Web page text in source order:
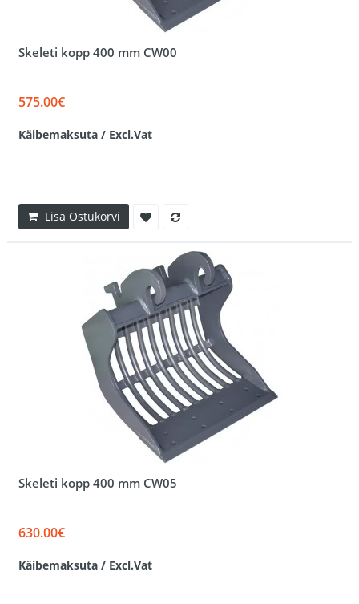
Skeleti kopp 400 mm CW00
575.00€
Käibemaksuta / Excl.Vat
Lisa Ostukorvi
Skeleti kopp 400 mm CW05
630.00€
Käibemaksuta / Excl.Vat